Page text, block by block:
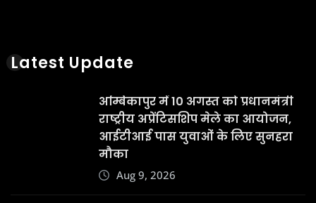
Latest Update
अम्बिकापुर में 10 अगस्त को प्रधानमंत्री
राष्ट्रीय अप्रेंटिसशिप मेले का आयोजन,
आईटीआई पास युवाओं के लिए सुनहरा
मौका
Aug 9, 2026